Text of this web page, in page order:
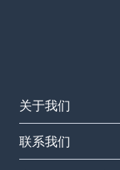
关于我们
联系我们